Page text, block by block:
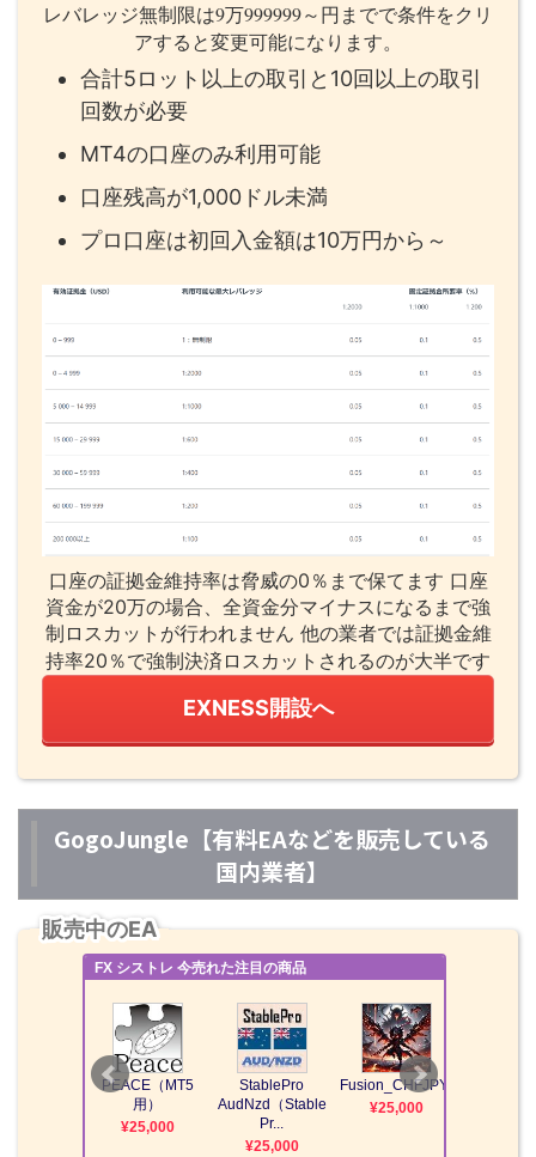
レバレッジ無制限は9万999999～円までで条件をクリ
アすると変更可能になります。
合計5ロット以上の取引と10回以上の取引
回数が必要
MT4の口座のみ利用可能
口座残高が1,000ドル未満
プロ口座は初回入金額は10万円から～
口座の証拠金維持率は脅威の0％まで保てます 口座
資金が20万の場合、全資金分マイナスになるまで強
制ロスカットが行われません 他の業者では証拠金維
持率20％で強制決済ロスカットされるのが大半です
EXNESS開設へ
GogoJungle【有料EAなどを販売している
国内業者】
販売中のEA